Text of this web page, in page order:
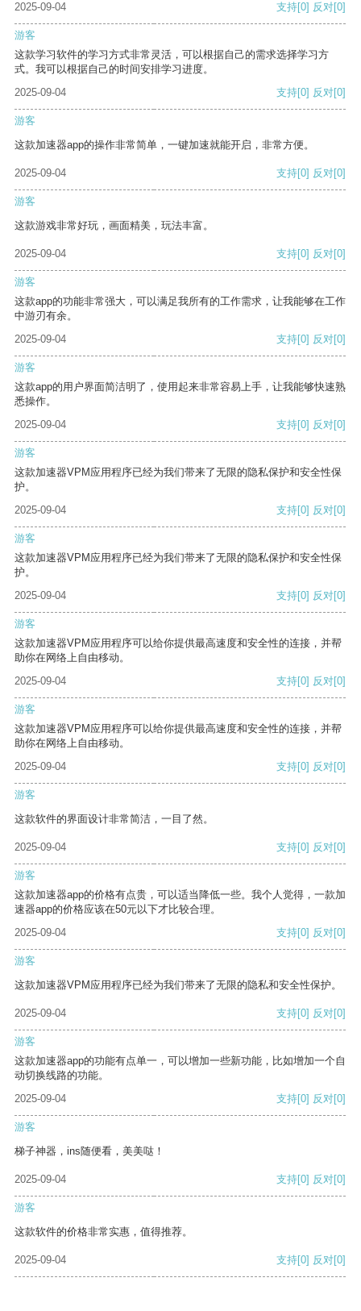
2025-09-04 支持[0] 反对[0]
游客
这款学习软件的学习方式非常灵活，可以根据自己的需求选择学习方
式。我可以根据自己的时间安排学习进度。
2025-09-04
支持[0] 反对[0]
游客
这款加速器app的操作非常简单，一键加速就能开启，非常方便。
2025-09-04 支持[0] 反对[0]
游客
这款游戏非常好玩，画面精美，玩法丰富。
2025-09-04 支持[0] 反对[0]
游客
这款app的功能非常强大，可以满足我所有的工作需求，让我能够在工作
中游刃有余。
2025-09-04
支持[0] 反对[0]
游客
这款app的用户界面简洁明了，使用起来非常容易上手，让我能够快速熟
悉操作。
2025-09-04
支持[0] 反对[0]
游客
这款加速器VPM应用程序已经为我们带来了无限的隐私保护和安全性保
护。
2025-09-04
支持[0] 反对[0]
游客
这款加速器VPM应用程序已经为我们带来了无限的隐私保护和安全性保
护。
2025-09-04
支持[0] 反对[0]
游客
这款加速器VPM应用程序可以给你提供最高速度和安全性的连接，并帮
助你在网络上自由移动。
2025-09-04
支持[0] 反对[0]
游客
这款加速器VPM应用程序可以给你提供最高速度和安全性的连接，并帮
助你在网络上自由移动。
2025-09-04
支持[0] 反对[0]
游客
这款软件的界面设计非常简洁，一目了然。
2025-09-04 支持[0] 反对[0]
游客
这款加速器app的价格有点贵，可以适当降低一些。我个人觉得，一款加
速器app的价格应该在50元以下才比较合理。
2025-09-04
支持[0] 反对[0]
游客
这款加速器VPM应用程序已经为我们带来了无限的隐私和安全性保护。
2025-09-04 支持[0] 反对[0]
游客
这款加速器app的功能有点单一，可以增加一些新功能，比如增加一个自
动切换线路的功能。
2025-09-04
支持[0] 反对[0]
游客
梯子神器，ins随便看，美美哒！
2025-09-04 支持[0] 反对[0]
游客
这款软件的价格非常实惠，值得推荐。
2025-09-04 支持[0] 反对[0]